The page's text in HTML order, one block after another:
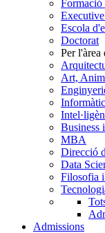
Formació
Escola
Doctorat
Per l'àrea
Art,
Business
MBA
Direcció
Data
Filosofia
Admissions